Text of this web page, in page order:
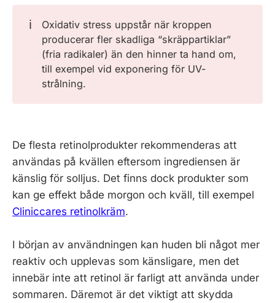
ℹ️
Oxidativ stress uppstår när kroppen
producerar fler skadliga “skräppartiklar”
(fria radikaler) än den hinner ta hand om,
till exempel vid exponering för UV-
strålning.
De flesta retinolprodukter rekommenderas att
användas på kvällen eftersom ingrediensen är
känslig för solljus. Det finns dock produkter som
kan ge effekt både morgon och kväll, till exempel
Cliniccares retinolkräm.
I början av användningen kan huden bli något mer
reaktiv och upplevas som känsligare, men det
innebär inte att retinol är farligt att använda under
sommaren. Däremot är det viktigt att skydda